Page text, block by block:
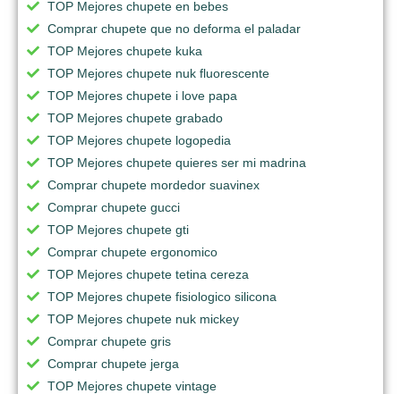
TOP Mejores chupete en bebes
Comprar chupete que no deforma el paladar
TOP Mejores chupete kuka
TOP Mejores chupete nuk fluorescente
TOP Mejores chupete i love papa
TOP Mejores chupete grabado
TOP Mejores chupete logopedia
TOP Mejores chupete quieres ser mi madrina
Comprar chupete mordedor suavinex
Comprar chupete gucci
TOP Mejores chupete gti
Comprar chupete ergonomico
TOP Mejores chupete tetina cereza
TOP Mejores chupete fisiologico silicona
TOP Mejores chupete nuk mickey
Comprar chupete gris
Comprar chupete jerga
TOP Mejores chupete vintage